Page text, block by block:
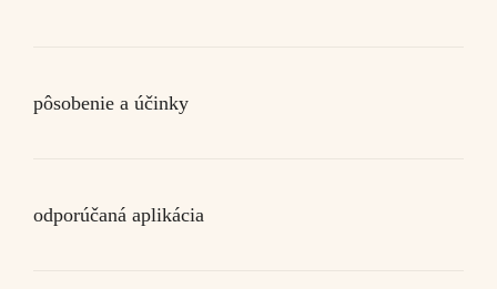
pôsobenie a účinky
odporúčaná aplikácia